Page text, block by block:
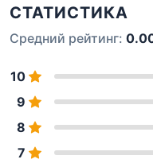
СТАТИСТИКА
Средний рейтинг:
10
9
8
7